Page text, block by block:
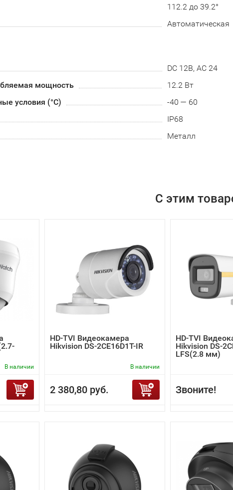
112.2 до 39.2°
Автоматическая
DC 12В, AC 24
мощность
12.2 Вт
условия (°С)
-40 — 60
IP68
Металл
С этим
В наличии
HD-TVI Видеокамера
Hikvision DS-2CE16D1T-IR
В наличии
2 380,80 руб.
HD-TVI
Hikvision DS-
LFS(2.8 мм)
Звоните!